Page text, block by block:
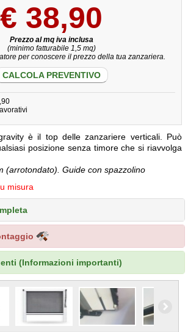
€ 38,90
Prezzo al mq iva inclusa
(minimo fatturabile 1,5 mq)
per conoscere il prezzo della tua zanzariera.
CALCOLA PREVENTIVO
è il top delle zanzariere verticali. Può
posizione senza timore che si riavvolga
(arrotondato). Guide con spazzolino
misura
(Informazioni importanti)